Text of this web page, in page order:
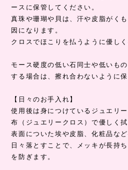
ースに保管してください。
真珠や珊瑚や貝は、汗や皮脂がく
因になります。
クロスでほこりを払うように優し
モース硬度の低い石同士や低いも
する場合は、擦れ合わないように保
【日々のお手入れ】
使用後は身につけているジュエリ
布（ジュエリークロス）で優しく拭
表面についた埃や皮脂、化粧品な
日々落とすことで、メッキが長持
を防ぎます。